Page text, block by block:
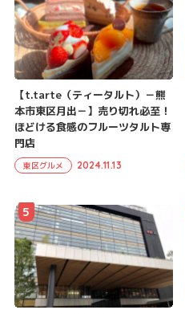
【t.tarte（ティータルト）－熊
本市東区月出－】売り切れ必至！
ほどける食感のフルーツタルト専
門店
東区グルメ 2024.11.13
5